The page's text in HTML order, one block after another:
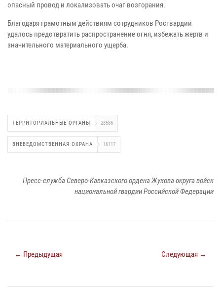
опасный провод и локализовать очаг возгорания.
Благодаря грамотным действиям сотрудников Росгвардии
удалось предотвратить распространение огня, избежать жертв и
значительного материального ущерба.
ТЕРРИТОРИАЛЬНЫЕ ОРГАНЫ 28586
ВНЕВЕДОМСТВЕННАЯ ОХРАНА 16117
Пресс-служба Северо-Кавказского ордена Жукова округа войск
национальной гвардии Российской Федерации
← Предыдущая Следующая →